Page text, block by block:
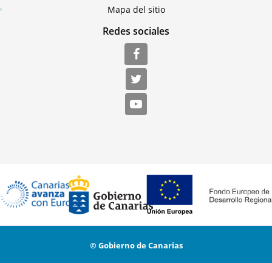
Mapa del sitio
Redes sociales
© Gobierno de Canarias